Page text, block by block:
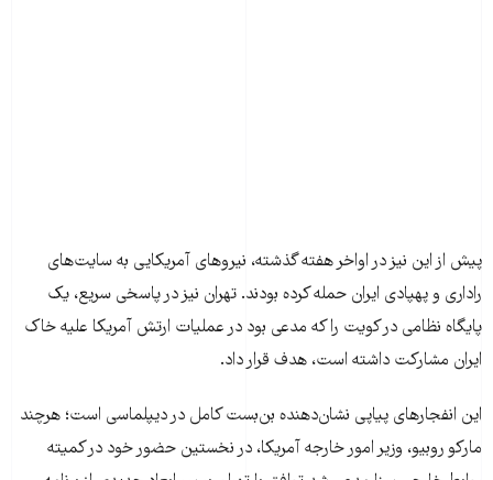
پیش از این نیز در اواخر هفته گذشته، نیروهای آمریکایی به سایت‌های
راداری و پهپادی ایران حمله کرده بودند. تهران نیز در پاسخی سریع، یک
پایگاه نظامی در کویت را که مدعی بود در عملیات ارتش آمریکا علیه خاک
ایران مشارکت داشته است، هدف قرار داد.
این انفجارهای پیاپی نشان‌دهنده بن‌بست کامل در دیپلماسی است؛ هرچند
مارکو روبیو، وزیر امور خارجه آمریکا، در نخستین حضور خود در کمیته